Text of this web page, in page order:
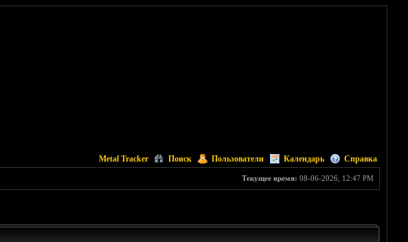
Metal Tracker Поиск Пользователи Календарь Справка
Текущее время: 08-06-2026, 12:47 PM